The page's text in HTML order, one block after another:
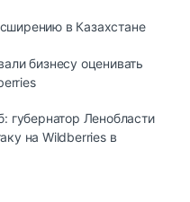
в Казахстане
бизнесу оценивать
губернатор Ленобласти
на Wildberries в